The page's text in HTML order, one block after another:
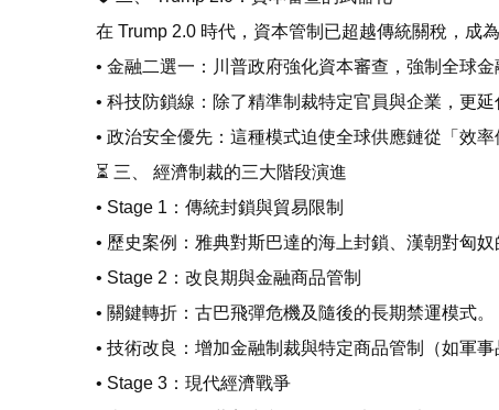
在 Trump 2.0 時代，資本管制已超越傳統關稅，成
• 金融二選一：川普政府強化資本審查，強制全球
• 科技防鎖線：除了精準制裁特定官員與企業，更
• 政治安全優先：這種模式迫使全球供應鏈從「效
⏳ 三、 經濟制裁的三大階段演進
• Stage 1：傳統封鎖與貿易限制
• 歷史案例：雅典對斯巴達的海上封鎖、漢朝對匈
• Stage 2：改良期與金融商品管制
• 關鍵轉折：古巴飛彈危機及隨後的長期禁運模式。
• 技術改良：增加金融制裁與特定商品管制（如軍事
• Stage 3：現代經濟戰爭